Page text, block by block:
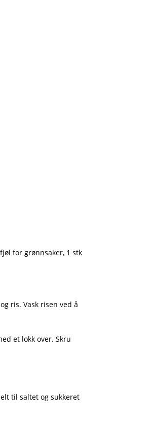
for grønnsaker, 1 stk
ris. Vask risen ved å
et lokk over. Skru
til saltet og sukkeret